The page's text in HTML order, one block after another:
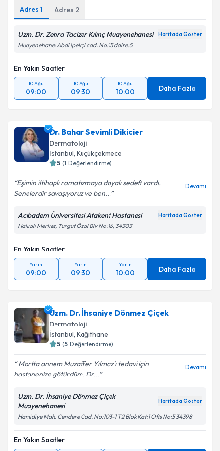
Adres 1 Adres 2
Uzm. Dr. Zehra Tacizer Kılınç Muayenehanesi Haritada Göster
Muayenehane: Abdi ipekçi cad. No:15 daire:5
En Yakın Saatler
10 Ağu
09:00
10 Ağu
09:30
10 Ağu
10:00 Daha Fazla
Dr. Bahar Sevimli Dikicier
Dermatoloji
İstanbul, Küçükçekmece
5 (1 Değerlendirme)
Eşimin iltihaplı romatizmaya dayalı sedefi vardı.
Senelerdir savaşıyoruz ve ben...
Devamı
Acıbadem Üniversitesi Atakent Hastanesi Haritada Göster
Halkalı Merkez, Turgut Özal Blv No:16, 34303
En Yakın Saatler
Yarın
09:00
Yarın
09:30
Yarın
10:00 Daha Fazla
Uzm. Dr. İhsaniye Dönmez Çiçek
Dermatoloji
İstanbul, Kağıthane
5 (5 Değerlendirme)
Martta annem Muzaffer Yılmaz'ı tedavi için
hastanenize götürdüm. Dr...
Devamı
Uzm. Dr. İhsaniye Dönmez Çiçek
Muayenehanesi
Haritada Göster
Hamidiye Mah. Cendere Cad. No:103-1 T2 Blok Kat:1 Ofis No:5 34398
En Yakın Saatler